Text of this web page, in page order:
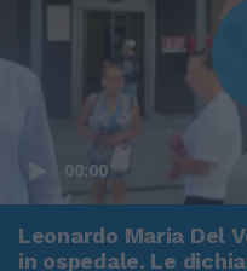
00:00
Leonardo Maria Del
in ospedale. Le